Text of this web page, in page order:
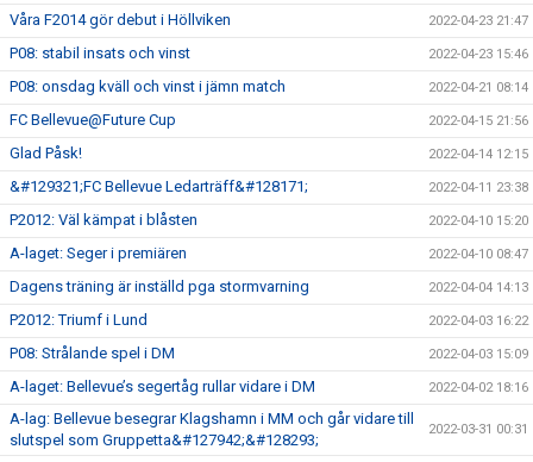
Våra F2014 gör debut i Höllviken 2022-04-23 21:47
P08: stabil insats och vinst 2022-04-23 15:46
P08: onsdag kväll och vinst i jämn match 2022-04-21 08:14
FC Bellevue@Future Cup 2022-04-15 21:56
Glad Påsk! 2022-04-14 12:15
&#129321;FC Bellevue Ledarträff&#128171; 2022-04-11 23:38
P2012: Väl kämpat i blåsten 2022-04-10 15:20
A-laget: Seger i premiären 2022-04-10 08:47
Dagens träning är inställd pga stormvarning 2022-04-04 14:13
P2012: Triumf i Lund 2022-04-03 16:22
P08: Strålande spel i DM 2022-04-03 15:09
A-laget: Bellevue’s segertåg rullar vidare i DM 2022-04-02 18:16
A-lag: Bellevue besegrar Klagshamn i MM och går vidare till
slutspel som Gruppetta&#127942;&#128293;
2022-03-31 00:31